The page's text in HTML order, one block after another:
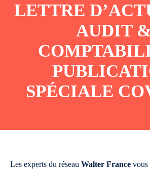
LETTRE
AUDIT
SPÉCIALE
Les experts du réseau Walter France vous